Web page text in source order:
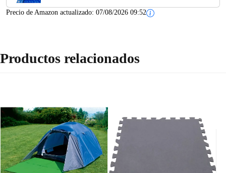
Precio de Amazon actualizado: 07/08/2026 09:52
Productos relacionados